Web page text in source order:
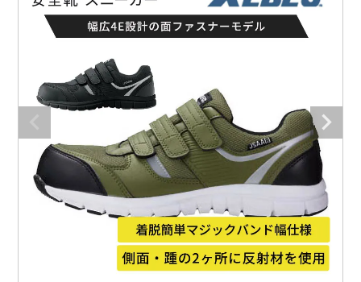
防寒着
作業用手袋
アウトドア・スポーツ
ワークスーツ
コンプレッションウェア
作業用ポロシャツ
ミズノ安全靴ランキング
作業着ランキング
アウトドアウェアランキング
つなぎランキング
空調服ランキング
コンプレッションウェアランキング
アイトス株式会社
桑和
山田辰 クレヒフク
マック
ボンマックス
農作業服
電気・設備作業服
自動車整備士作業服
DIY・日曜大工作業服
飲食店ユニフォーム